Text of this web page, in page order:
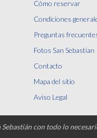
Cómo reservar
Condiciones
Preguntas
Fotos San Sebastian
Contacto
Mapa del sitio
Aviso Legal
con todo lo